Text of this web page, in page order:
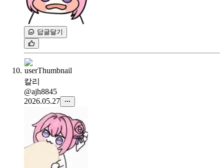
답글달기
칼리
@ajh8845
2026.05.27